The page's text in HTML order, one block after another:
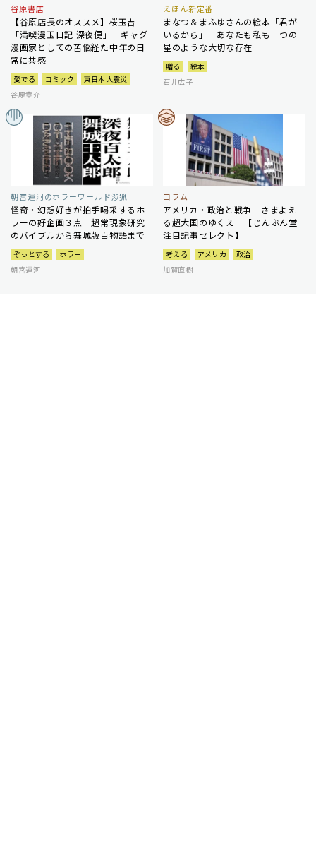
谷原書店
【谷原店長のオススメ】桜玉吉
「満喫漫玉日記 深夜便」 ギャグ
漫画家としての苦悩経た中年の日
常に共感
愛でる コミック
東日本大震災
谷原章介
えほん新定番
まなつ＆まふゆさんの絵本「君が
いるから」 あなたも私も一つの
星のような大切な存在
贈る
絵本
石井広子
朝宮運河のホラーワールド渉猟
怪奇・幻想好きが拍手喝采するホ
ラーの好企画３点 超常現象研究
のバイブルから舞城版百物語まで
ぞっとする
ホラー
朝宮運河
コラム
アメリカ・政治と戦争 さまよえ
る超大国のゆくえ 【じんぶん堂
注目記事セレクト】
考える アメリカ
政治
加賀直樹